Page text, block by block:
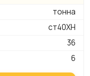
тонна
ст40ХН
36
6